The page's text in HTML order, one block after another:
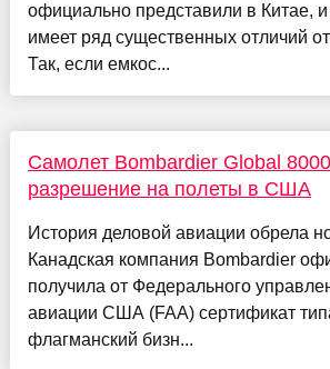
официально представили в Китае,
имеет ряд существенных отличий
Так, если емкос...
Самолет Bombardier Global
разрешение на полеты в США
История деловой авиации обрела
Канадская компания Bombardier
получила от Федерального
авиации США (FAA) сертификат
флагманский бизн...